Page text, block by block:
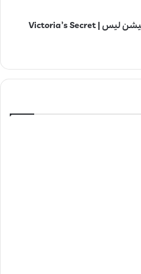
بادی اسپلش ویکتوریا سکرت تمپتیشن لیس | Victoria’s Secret